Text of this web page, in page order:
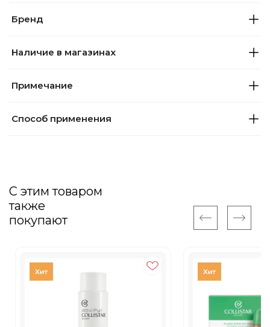
Бренд
Наличие в магазинах
Примечание
Способ применения
С этим товаром
также
покупают